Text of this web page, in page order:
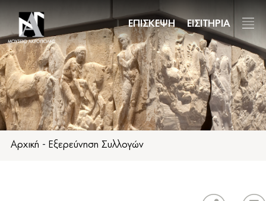
το
κυρίως
περιεχόμενο
ΕΠΙΣΚΕΨΗ ΕΙΣΙΤΗΡΙΑ
Αρχική - Εξερεύνηση Συλλογών